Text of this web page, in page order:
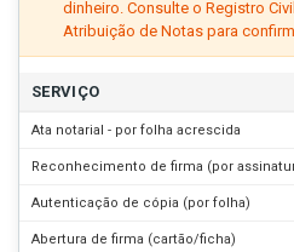
dinheiro. Consulte o Registro
Atribuição de Notas para
SERVIÇO
Ata notarial - por folha acrescida
Reconhecimento de firma (por
Autenticação de cópia (por folha)
Abertura de firma (cartão/ficha)